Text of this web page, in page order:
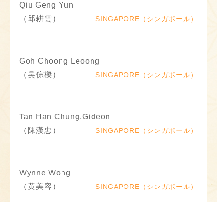
Qiu Geng Yun
（邱耕雲）
SINGAPORE（シンガポール）
Goh Choong Leoong
（吴倧樑）
SINGAPORE（シンガポール）
Tan Han Chung,Gideon
（陳漢忠）
SINGAPORE（シンガポール）
Wynne Wong
（黄美容）
SINGAPORE（シンガポール）